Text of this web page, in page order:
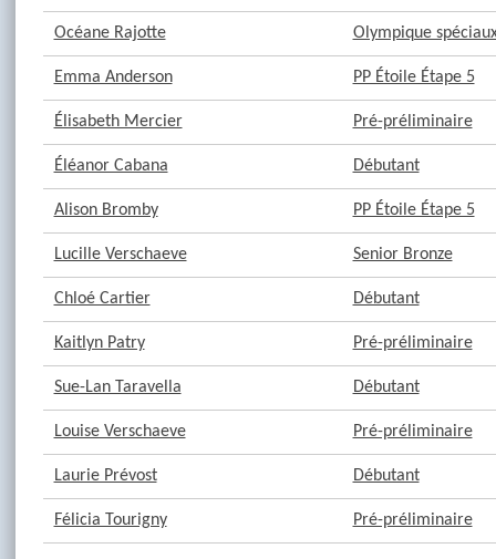
Océane Rajotte Olympique
Emma Anderson PP Étoile Étape 5
Élisabeth Mercier Pré-préliminaire
Éléanor Cabana Débutant
Alison Bromby PP Étoile Étape 5
Lucille Verschaeve Senior Bronze
Chloé Cartier Débutant
Kaitlyn Patry Pré-préliminaire
Sue-Lan Taravella Débutant
Louise Verschaeve Pré-préliminaire
Laurie Prévost Débutant
Félicia Tourigny Pré-préliminaire